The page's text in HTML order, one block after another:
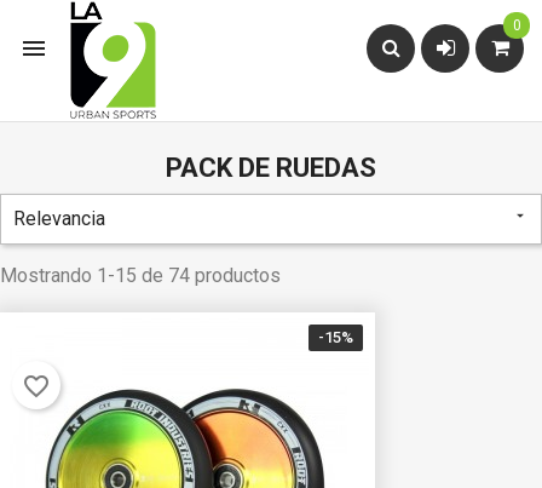

0
PACK DE RUEDAS
Relevancia 
Mostrando 1-15 de 74 productos
-15%
favorite_border